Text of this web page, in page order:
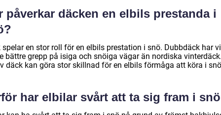
påverkar däcken en elbils prestanda i
spelar en stor roll för en elbils prestation i snö. Dubbdäck har
bättre grepp på isiga och snöiga vägar än nordiska
däck kan göra stor skillnad för en elbils förmåga att köra i
har elbilar svårt att ta sig fram i